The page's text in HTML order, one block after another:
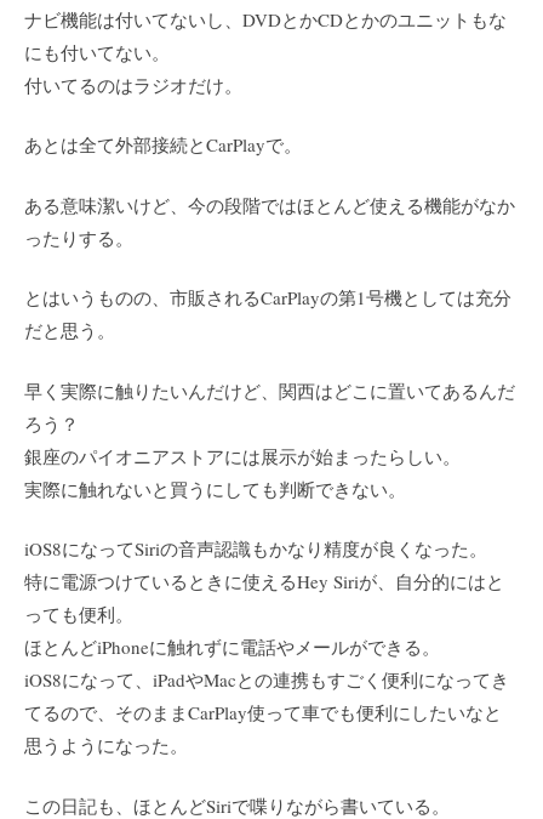
ナビ機能は付いてないし、DVDとかCDとかのユニットもな
にも付いてない。
付いてるのはラジオだけ。
あとは全て外部接続とCarPlayで。
ある意味潔いけど、今の段階ではほとんど使える機能がなか
ったりする。
とはいうものの、市販されるCarPlayの第1号機としては充分
だと思う。
早く実際に触りたいんだけど、関西はどこに置いてあるんだ
ろう？
銀座のパイオニアストアには展示が始まったらしい。
実際に触れないと買うにしても判断できない。
iOS8になってSiriの音声認識もかなり精度が良くなった。
特に電源つけているときに使えるHey Siriが、自分的にはと
っても便利。
ほとんどiPhoneに触れずに電話やメールができる。
iOS8になって、iPadやMacとの連携もすごく便利になってき
てるので、そのままCarPlay使って車でも便利にしたいなと
思うようになった。
この日記も、ほとんどSiriで喋りながら書いている。